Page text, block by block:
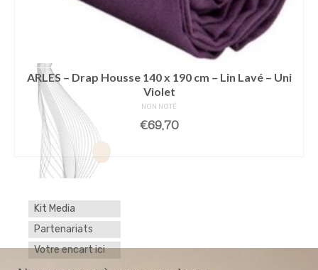
ARLES – Drap Housse 140 x 190 cm – Lin Lavé – Uni
Violet
NON NOTÉ
€69,70
Kit Media
Partenariats
Votre encart ici